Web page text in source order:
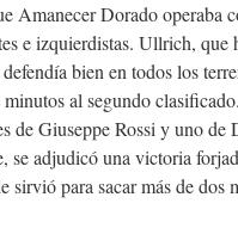
Amanecer Dorado operaba
e izquierdistas. Ullrich, que
bien en todos los
al segundo
de Giuseppe Rossi y uno de
se adjudicó una victoria
sirvió para sacar más de dos